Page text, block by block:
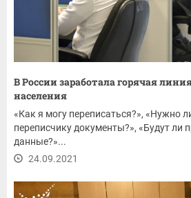
В России заработала горячая
населения
«Как я могу переписаться?», «Нужно
переписчику документы?», «Будут ли
данные?»...
24.09.2021